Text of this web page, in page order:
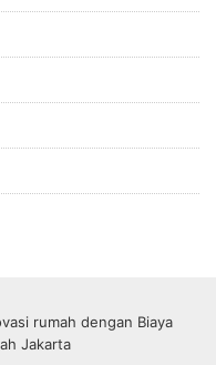
rumah dengan Biaya
Jakarta